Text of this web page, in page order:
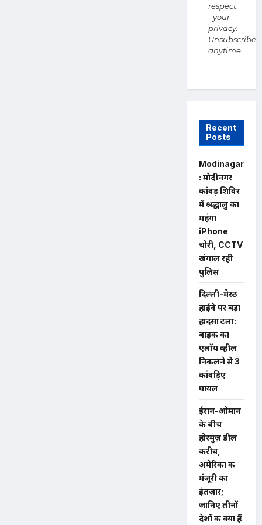
respect
your
privacy.
Unsubscribe
anytime.
Recent
Posts
Modinagar
: मोदीनगर
कांवड़ शिविर
में श्रद्धालु का
महंगा
iPhone
चोरी, CCTV
खंगाल रही
पुलिस
दिल्ली-मेरठ
हाईवे पर बड़ा
हादसा टला:
बाइक का
एलॉय व्हील
निकलने से 3
कांवड़िए
घायल
ईरान-ओमान
के बीच
होरमुज़ डील
करीब,
अमेरिका की
मंजूरी का
इंतजार;
जानिए तीनों
देशों की क्या हैं